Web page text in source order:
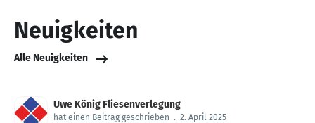
Neuigkeiten
Alle Neuigkeiten
Uwe König Fliesenverlegung
hat einen Beitrag geschrieben . 2. April 2025